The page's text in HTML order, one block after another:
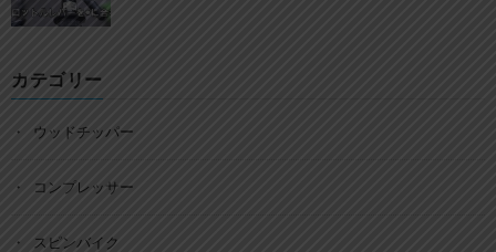
カテゴリー
ウッドチッパー
コンプレッサー
スピンバイク